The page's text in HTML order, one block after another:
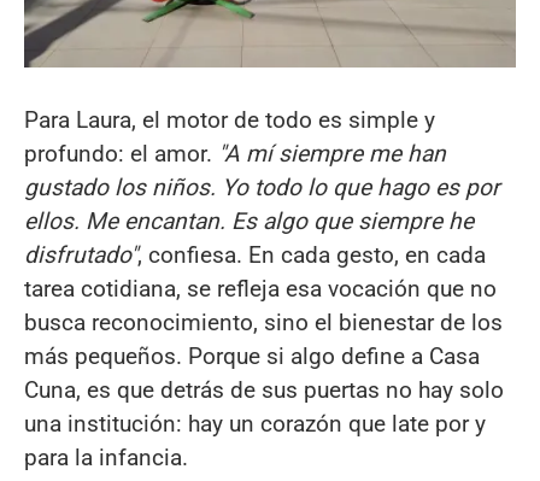
Para Laura, el motor de todo es simple y
profundo: el amor. "A mí siempre me han
gustado los niños. Yo todo lo que hago es por
ellos. Me encantan. Es algo que siempre he
disfrutado", confiesa. En cada gesto, en cada
tarea cotidiana, se refleja esa vocación que no
busca reconocimiento, sino el bienestar de los
más pequeños. Porque si algo define a Casa
Cuna, es que detrás de sus puertas no hay solo
una institución: hay un corazón que late por y
para la infancia.